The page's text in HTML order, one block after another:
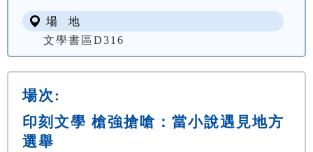
場 地
文學書區D316
場次:
印刻文學 槍強搶嗆：當小說遇見地方
選舉